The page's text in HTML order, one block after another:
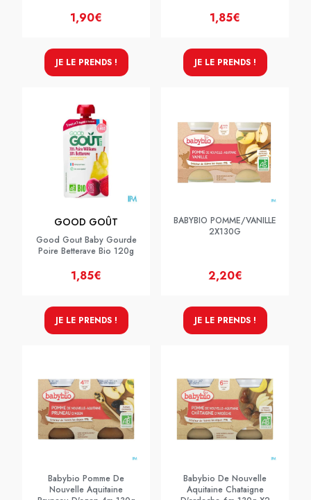
1,90€
JE LE PRENDS !
1,85€
JE LE PRENDS !
GOOD GOÛT
Good Gout Baby Gourde
Poire Betterave Bio 120g
1,85€
JE LE PRENDS !
BABYBIO POMME/VANILLE
2X130G
2,20€
JE LE PRENDS !
Babybio Pomme De
Nouvelle Aquitaine
Babybio De Nouvelle
Aquitaine Chataigne